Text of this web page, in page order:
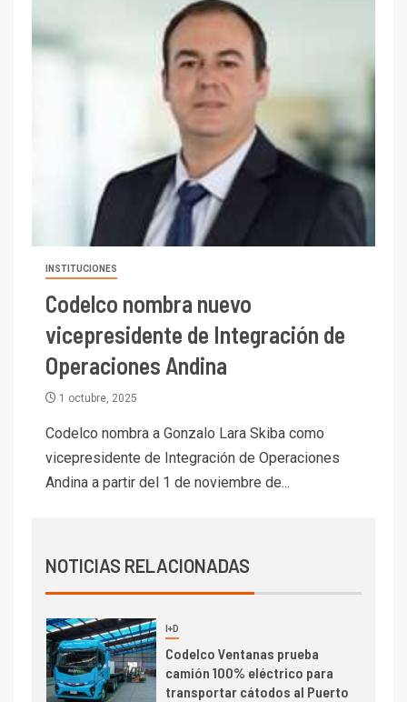
INSTITUCIONES
Codelco nombra nuevo
vicepresidente de Integración de
Operaciones Andina
1 octubre, 2025
Codelco nombra a Gonzalo Lara Skiba como
vicepresidente de Integración de Operaciones
Andina a partir del 1 de noviembre de...
NOTICIAS RELACIONADAS
I+D
PIB minero impacta el
crecimiento regional: Banco
Central reporta resultados
dispares en el primer
trimestre
I+D
Informe bimensual de
Cochilco: precio del cobre
alcanza máximos por escasez
5 I+D
del cobre y educación superior
se relacionan en zonas
mineras
BHP proyecta producción de
cobre cercana a 2 millones de
toneladas tras récord en
Escondida
6.670 millones y mejora sus
1 I+D
Codelco Ventanas prueba
camión 100% eléctrico para
transportar cátodos al Puerto